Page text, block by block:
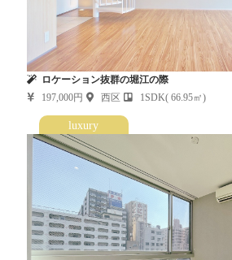
ロケーション抜群の堀江の際
197,000円
西区 1SDK( 66.95㎡)
luxury